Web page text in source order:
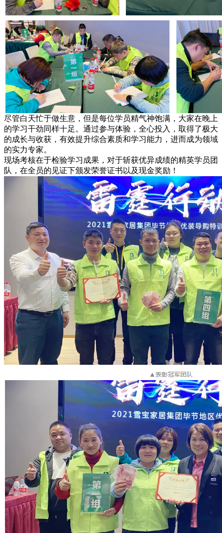
尽管白天忙于做生意，但是每位学员精气神饱满，大家在晚上
的学习干劲同样十足。通过参与体验，全心投入，取得了极大
的成长与收获，有效提升综合素质和学习能力，进而成为领域
的实力专家。
现场考核在于检验学习成果，对于斩获优异成绩的精英学员团
队，在全员的见证下颁发荣誉证书以及现金奖励！